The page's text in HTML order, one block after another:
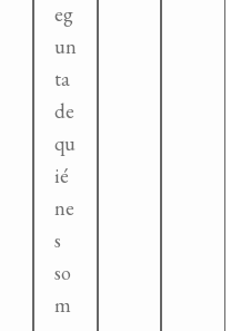
eg
un
ta
de
qu
ié
ne
s
so
m